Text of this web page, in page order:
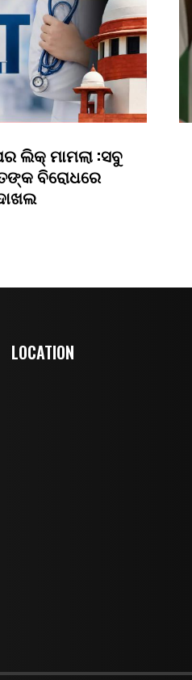
ଲିକ୍ ମାମଲା :ସବୁ
ବିରୋଧରେ
LOCATION